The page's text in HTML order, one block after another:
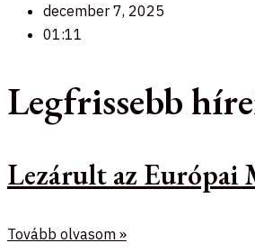
december 7, 2025
01:11
Legfrissebb
Lezárult az Európai
Tovább olvasom »